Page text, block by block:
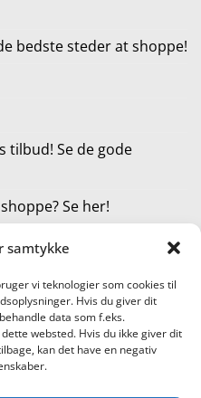
samtykke
vi teknologier som cookies til
Hvis du giver dit
data som f.eks.
websted. Hvis du ikke giver dit
kan det have en negativ
bedste steder at shoppe!
tilbud! Se de gode
Se her!